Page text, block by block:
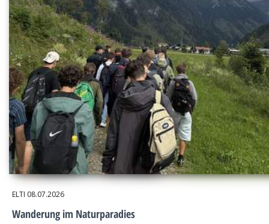
ELTI 08.07.2026
Wanderung im Naturparadies